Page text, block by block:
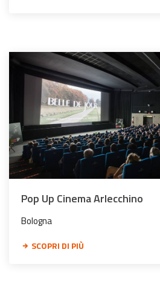
Pop Up Cinema Arlecchino
Bologna
SCOPRI DI PIÙ